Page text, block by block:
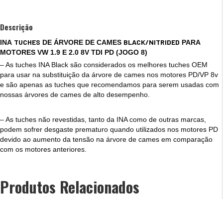
BLACK
TDI
VP/PD
Descrição
INA TUCHES DE ÁRVORE DE CAMES BLACK/NITRIDED PARA
MOTORES VW 1.9 E 2.0 8V TDI PD (JOGO 8)
– As tuches INA Black são considerados os melhores tuches OEM
para usar na substituição da árvore de cames nos motores PD/VP 8v
e são apenas as tuches que recomendamos para serem usadas ​​com
nossas árvores de cames de alto desempenho.
– As tuches não revestidas, tanto da INA como de outras marcas,
podem sofrer desgaste prematuro quando utilizados nos motores PD
devido ao aumento da tensão na árvore de cames em comparação
com os motores anteriores.
Produtos Relacionados